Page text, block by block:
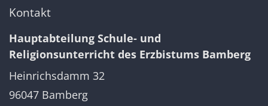
Kontakt
Hauptabteilung Schule- und
Religionsunterricht des Erzbistums Bamberg
Heinrichsdamm 32
96047 Bamberg